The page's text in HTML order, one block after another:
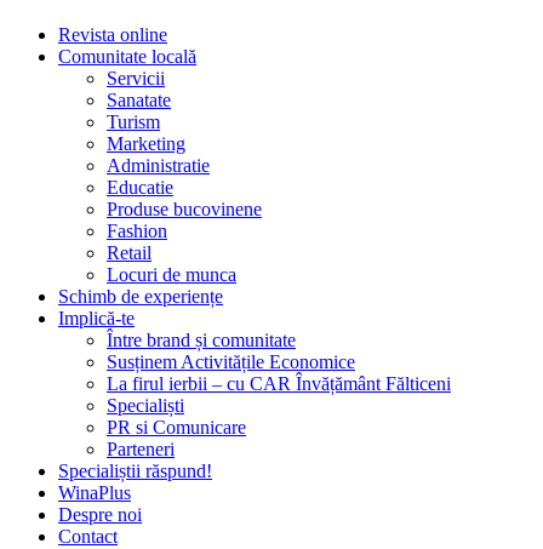
Revista online
Comunitate locală
Servicii
Sanatate
Turism
Marketing
Administratie
Educatie
Produse bucovinene
Fashion
Retail
Locuri de munca
Schimb de experiențe
Implică-te
Între brand și comunitate
Susținem Activitățile Economice
La firul ierbii – cu CAR Învățământ Fălticeni
Specialiști
PR si Comunicare
Parteneri
Specialiștii răspund!
WinaPlus
Despre noi
Contact